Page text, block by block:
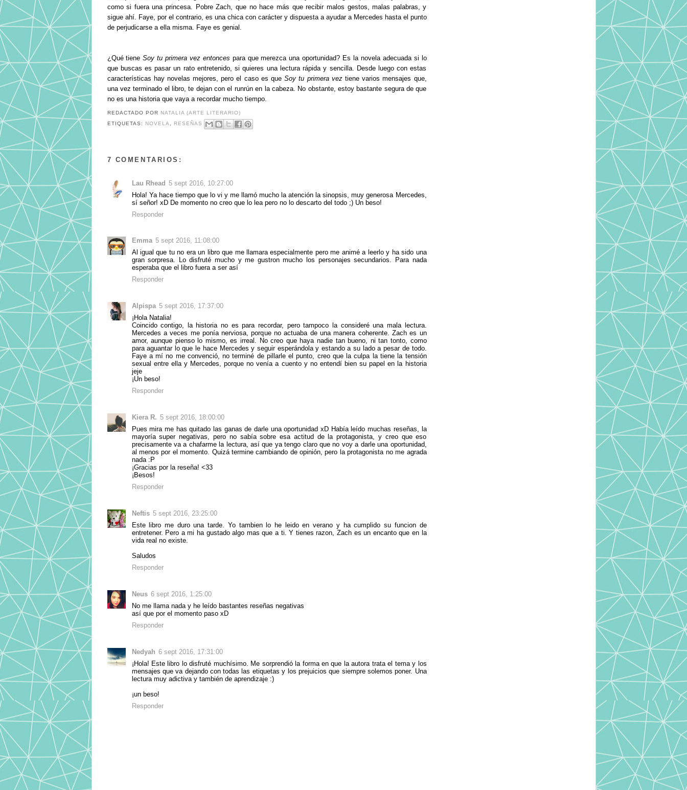
como si fuera una princesa. Pobre Zach, que no hace más que recibir malos gestos, malas palabras, y
sigue ahí. Faye, por el contrario, es una chica con carácter y dispuesta a ayudar a Mercedes hasta el punto
de perjudicarse a ella misma. Faye es genial.
¿Qué tieneSoy tu primera vez entonces para que merezca una oportunidad? Es la novela adecuada si lo
que buscas es pasar un rato entretenido, si quieres una lectura rápida y sencilla. Desde luego con estas
características hay novelas mejores, pero el caso es queSoy tu primera veztiene varios mensajes que,
una vez terminado el libro, te dejan con el runrún en la cabeza. No obstante, estoy bastante segura de que
no es una historia que vaya a recordar mucho tiempo.
REDACTADO POR NATALIA (ARTE LITERARIO)
ETIQUETAS:
NOVELA RESEÑAS
7 COMENTARIOS:
Lau Rhead 5 sept 2016, 10:27:00
Hola! Ya hace tiempo que lo vi y me llamó mucho la atención la sinopsis, muy generosa Mercedes,
sí señor! xD De momento no creo que lo lea pero no lo descarto del todo ;) Un beso!
Responder
Emma 5 sept 2016, 11:08:00
Al igual que tu no era un libro que me llamara especialmente pero me animé a leerlo y ha sido una
gran sorpresa. Lo disfruté mucho y me gustron mucho los personajes secundarios. Para nada
esperaba que el libro fuera a ser así
Responder
Alpispa 5 sept 2016, 17:37:00
¡Hola Natalia!
Coincido contigo, la historia no es para recordar, pero tampoco la consideré una mala lectura.
Mercedes a veces me ponía nerviosa, porque no actuaba de una manera coherente. Zach es un
amor, aunque pienso lo mismo, es irreal. No creo que haya nadie tan bueno, ni tan tonto, como
para aguantar lo que le hace Mercedes y seguir esperándola y estando a su lado a pesar de todo.
Faye a mí no me convenció, no terminé de pillarle el punto, creo que la culpa la tiene la tensión
sexual entre ella y Mercedes, porque no venía a cuento y no entendí bien su papel en la historia
jeje
¡Un beso!
Responder
Kiera R. 5 sept 2016, 18:00:00
Pues mira me has quitado las ganas de darle una oportunidad xD Había leído muchas reseñas, la
mayoría super negativas, pero no sabía sobre esa actitud de la protagonista, y creo que eso
precisamente va a chafarme la lectura, así que ya tengo claro que no voy a darle una oportunidad,
al menos por el momento. Quizá termine cambiando de opinión, pero la protagonista no me agrada
nada :P
¡Gracias por la reseña! <33
¡Besos!
Responder
Neftis 5 sept 2016, 23:25:00
Este libro me duro una tarde. Yo tambien lo he leido en verano y ha cumplido su funcion de
entretener. Pero a mi ha gustado algo mas que a ti. Y tienes razon, Zach es un encanto que en la
vida real no existe.
Saludos
Responder
Neus 6 sept 2016, 1:25:00
No me llama nada y he leído bastantes reseñas negativas
así que por el momento paso xD
Responder
Nedyah 6 sept 2016, 17:31:00
¡Hola! Este libro lo disfruté muchísimo. Me sorprendió la forma en que la autora trata el tema y los
mensajes que va dejando con todas las etiquetas y los prejuicios que siempre solemos poner. Una
lectura muy adictiva y también de aprendizaje :)
¡un beso!
Responder